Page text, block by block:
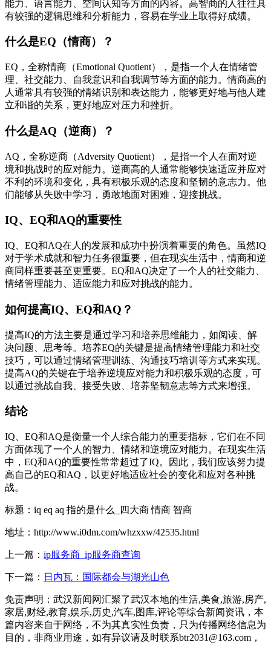
能力、语言能力、空间认知等方面的内容。高智商的人往往具
有较强的逻辑思维和分析能力，容易在学业上取得好成绩。
什么是EQ（情商）？
EQ，全称情商（Emotional Quotient），是指一个人在情绪管
理、社交能力、自我意识和自我调节等方面的能力。情商高的
人通常具有较强的情绪识别和表达能力，能够更好地与他人建
立和谐的关系，更好地应对压力和挫折。
什么是AQ（逆商）？
AQ，全称逆商（Adversity Quotient），是指一个人在面对逆
境和挑战时的应对能力。逆商高的人通常能够快速适应并应对
不利的环境和变化，具有积极乐观的态度和坚韧的意志力。他
们能够从失败中学习，勇敢地面对困难，迎接挑战。
IQ、EQ和AQ的重要性
IQ、EQ和AQ在人的发展和成功中扮演着重要的角色。虽然IQ
对于学术成就和智力任务很重要，但在现实生活中，情商和逆
商同样重要甚至更重要。EQ和AQ决定了一个人的社交能力、
情绪管理能力、适应能力和应对挑战的能力。
如何提高IQ、EQ和AQ？
提高IQ的方法主要是通过学习和培养思维能力，如阅读、解
决问题、思考等。培养EQ的关键是提高情绪管理能力和社交
技巧，可以通过情绪管理训练、沟通技巧培训等方式来实现。
提高AQ的关键在于培养逆境应对能力和积极乐观的态度，可
以通过挑战自我、接受失败、培养坚韧意志等方式来增强。
结论
IQ、EQ和AQ是衡量一个人综合能力的重要指标，它们在不同
方面体现了一个人的智力、情绪和逆境应对能力。在现实生活
中，EQ和AQ的重要性常常超过了IQ。因此，我们应该努力提
高自己的EQ和AQ，以更好地适应社会的变化和应对各种挑
战。
标题：iq eq aq 指的是什么_四大商 情商 智商
地址：http://www.i0dm.com/whzxxw/42535.html
上一篇： ip服务商_ip服务商查询
下一篇： 日内瓦：国际都会与湖光山色
免责声明：武汉新闻网汇聚了武汉本地的生活,美食,旅游,房产,
家居,财经,教育,娱乐,历史,汽车,图库,评论等综合新闻资讯，本
篇内容来自于网络，不为其真实性负责，只为传播网络信息为
目的，非商业用途，如有异议请及时联系btr2031@163.com，